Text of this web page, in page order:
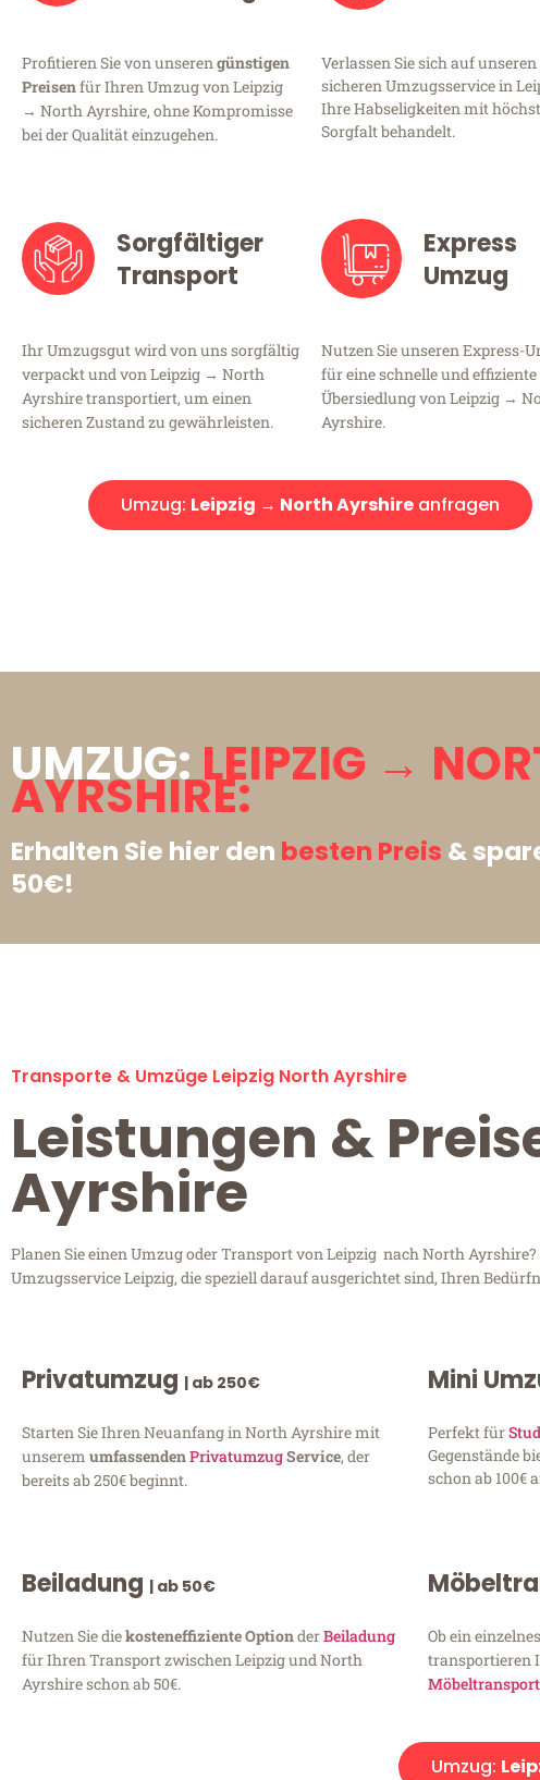
Profitieren Sie von unserengünstigen
Preisenfür Ihren Umzug von Leipzig
→ North Ayrshire, ohne Kompromisse
bei der Qualität einzugehen.
Verlassen Sie sich auf unseren
sicheren Umzugsservice in
Ihre Habseligkeiten mit
Sorgfalt behandelt.
Sorgfältiger
Transport
Ihr Umzugsgut wird von uns sorgfältig
verpackt und von Leipzig → North
Ayrshire transportiert, um einen
sicheren Zustand zu gewährleisten.
Express
Umzug
Nutzen Sie unseren Express-
für eine schnelle und effiziente
Übersiedlung von Leipzig →
Ayrshire.
Umzug: Leipzig → North Ayrshire anfragen
UMZUG:LEIPZIG →
AYRSHIRE:
Erhalten Sie hier den besten Preis &
50€!
Transporte & Umzüge Leipzig North Ayrshire
Leistungen &
Ayrshire
Planen Sie einen Umzug oder Transport von Leipzig nach North
Umzugsservice Leipzig, die speziell darauf ausgerichtet sind, Ihren
Privatumzug | ab 250€
Starten Sie Ihren Neuanfang in North Ayrshire mit
unserem umfassendenPrivatumzugService, der
bereits ab 250€ beginnt.
Mini
Perfekt für
Gegenstände
schon ab 100€
Beiladung | ab 50€
Nutzen Sie diekosteneffiziente OptionderBeiladung
für Ihren Transport zwischen Leipzig und North
Ayrshire schon ab 50€.
Ob ein
transportieren
Möbeltransport
Umzug: